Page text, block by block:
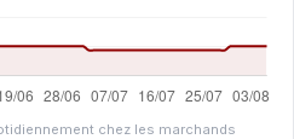
chez les marchands